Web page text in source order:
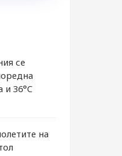
се
36°C
на